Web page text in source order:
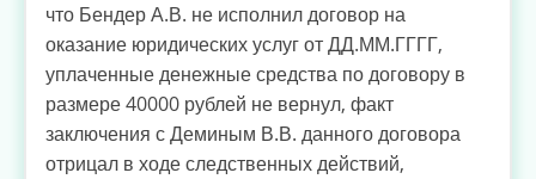
что Бендер А.В. не исполнил договор на
оказание юридических услуг от ДД.ММ.ГГГГ,
уплаченные денежные средства по договору в
размере 40000 рублей не вернул, факт
заключения с Деминым В.В. данного договора
отрицал в ходе следственных действий,